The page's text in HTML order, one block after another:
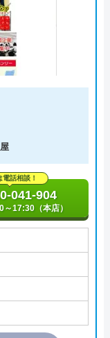
電話相談！
041-904
17:30（本店）